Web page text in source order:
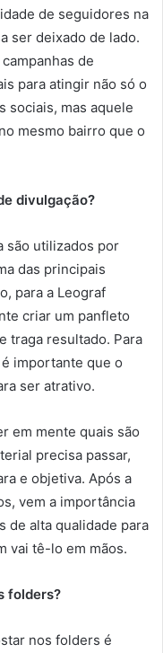
de seguidores na
ser deixado de lado.
de
para atingir não só o
sociais, mas aquele
mesmo bairro que o
divulgação?
são utilizados por
das principais
para a Leograf
criar um panfleto
traga resultado. Para
importante que o
ser atrativo.
em mente quais são
precisa passar,
e objetiva. Após a
vem a importância
de alta qualidade para
vai tê-lo em mãos.
folders?
nos folders é